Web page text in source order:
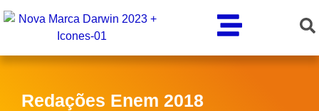
Redações Enem 2018